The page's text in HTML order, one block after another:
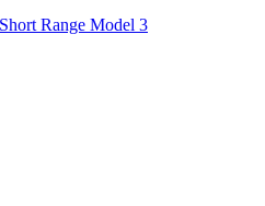
Range Model 3